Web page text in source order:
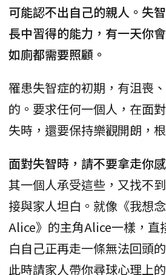
可能認不出自己的親人。失
長中習得的能力，有一天你
如廁都需要照顧。
罹患失智症的初期，有沮喪
的。要求任何一個人，在面
失時，還要保持樂觀開朗，
面對失智時，請不要拿走你
其一個人承受這些，又找不
接與家人坦白。就像《我想
Alice》的主角Alice一樣，直
白自己正再走一條無法回頭
此時請家人帶你尋球心理上